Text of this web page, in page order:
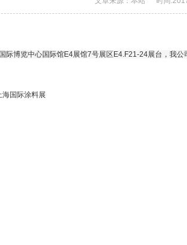
际博览中心国际馆E4展馆7号展区E4.F21-24展台，我公
国际涂料展